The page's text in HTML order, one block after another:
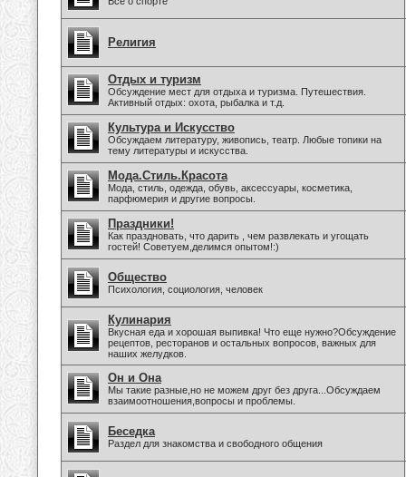
Религия
Отдых и туризм
Обсуждение мест для отдыха и туризма. Путешествия.
Активный отдых: охота, рыбалка и т.д.
Культура и Искусство
Обсуждаем литературу, живопись, театр. Любые топики на
тему литературы и искусства.
Мода.Стиль.Красота
Мода, стиль, одежда, обувь, аксессуары, косметика,
парфюмерия и другие вопросы.
Праздники!
Как праздновать, что дарить , чем развлекать и угощать
гостей! Советуем,делимся опытом!:)
Общество
Психология, социология, человек
Кулинария
Вкусная еда и хорошая выпивка! Что еще нужно?Обсуждение
рецептов, ресторанов и остальных вопросов, важных для
наших желудков.
Он и Она
Мы такие разные,но не можем друг без друга...Обсуждаем
взаимоотношения,вопросы и проблемы.
Беседка
Раздел для знакомства и свободного общения